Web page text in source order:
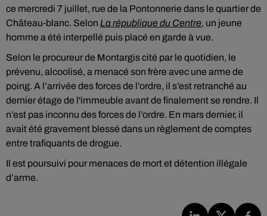
ce mercredi 7 juillet, rue de la Pontonnerie dans le quartier de
Château-blanc. Selon La république du Centre, un jeune
homme a été interpellé puis placé en garde à vue.
Selon le procureur de Montargis cité par le quotidien, le
prévenu, alcoolisé, a menacé son frère avec une arme de
poing. A l’arrivée des forces de l’ordre, il s’est retranché au
dernier étage de l'immeuble avant de finalement se rendre. Il
n’est pas inconnu des forces de l’ordre. En mars dernier, il
avait été gravement blessé dans un règlement de comptes
entre trafiquants de drogue.
Il est poursuivi pour menaces de mort et détention illégale
d’arme.